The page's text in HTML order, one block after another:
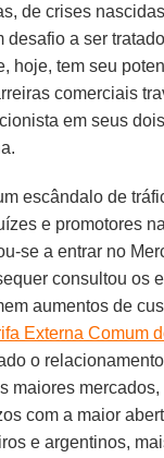
de crises
desafio a ser
hoje, tem seu
comerciais
em seus
escândalo de
e promotores
se a entrar no
consultou os
aumentos de
Externa Comum
o
maiores mercados,
com a maior
e argentinos,